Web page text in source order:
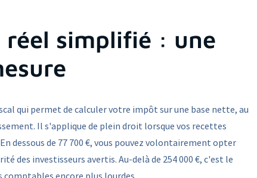
réel simplifié : une
qui permet de calculer votre impôt sur une base nette, au
Il s'applique de plein droit lorsque vos recettes
dessous de 77 700 €, vous pouvez volontairement opter
des investisseurs avertis. Au-delà de 254 000 €, c'est le